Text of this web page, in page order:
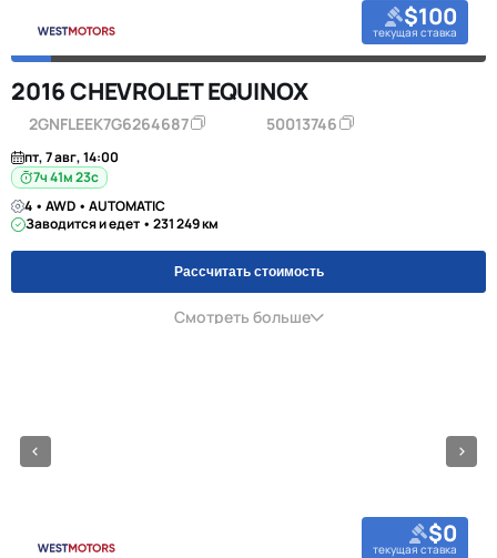
$100
текущая ставка
2016 CHEVROLET EQUINOX
2GNFLEEK7G6264687 50013746
пт, 7 авг, 14:00
7ч 41м 23с
4 • AWD • AUTOMATIC
Заводится и едет • 231 249 км
Рассчитать стоимость
Смотреть больше
$0
текущая ставка